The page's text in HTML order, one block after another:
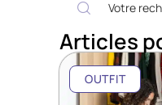
Articles
OUTFIT